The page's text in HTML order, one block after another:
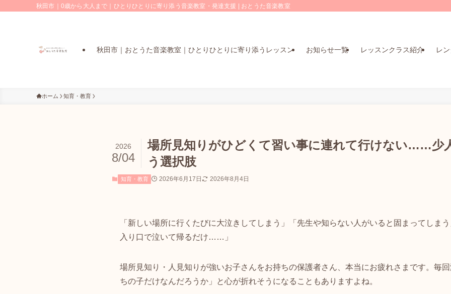
秋田市｜0歳から大人まで｜ひとりひとりに寄り添う音楽教室・発達支援 | おとうた音楽教室
秋田市｜おとうた音楽教室｜ひとりひとりに寄り添うレッスン お知らせ一覧 レッスンクラス紹介 レ
ホーム 知育・教育
場所見知りがひどくて習い事に連れて行けない……少
う選択肢
2026
8/04
知育・教育 2026年6月17日 2026年8月4日
「新しい場所に行くたびに大泣きしてしまう」「先生や知らない人がいると固まってしま
入り口で泣いて帰るだけ……」
場所見知り・人見知りが強いお子さんをお持ちの保護者さん、本当にお疲れさまです。毎
ちの子だけなんだろうか」と心が折れそうになることもありますよね。